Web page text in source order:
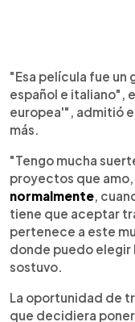
"Esa película fue un
español e italiano",
europea'", admitió
más.
"Tengo mucha
proyectos que
normalmente ,
tiene que aceptar
pertenece a este
donde puedo elegir
sostuvo.
La oportunidad de
que decidiera